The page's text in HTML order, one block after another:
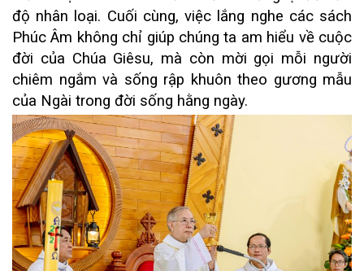
độ nhân loại. Cuối cùng, việc lắng nghe các sách
Phúc Âm không chỉ giúp chúng ta am hiểu về cuộc
đời của Chúa Giêsu, mà còn mời gọi mỗi người
chiêm ngắm và sống rập khuôn theo gương mẫu
của Ngài trong đời sống hằng ngày.